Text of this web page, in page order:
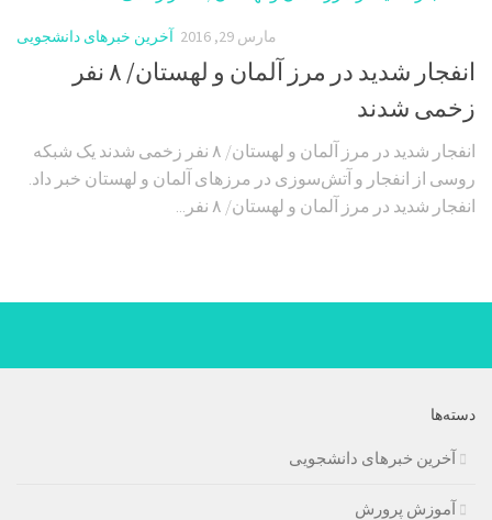
آخرین خبرهای دانشجویی مارس 29, 2016
انفجار شدید در مرز آلمان و لهستان/ ۸ نفر
زخمی شدند
انفجار شدید در مرز آلمان و لهستان/ ۸ نفر زخمی شدند یک شبکه
روسی از انفجار و آتش‌سوزی در مرزهای آلمان و لهستان خبر داد.
انفجار شدید در مرز آلمان و لهستان/ ۸ نفر...
دسته‌ها
آخرین خبرهای دانشجویی
آموزش پرورش